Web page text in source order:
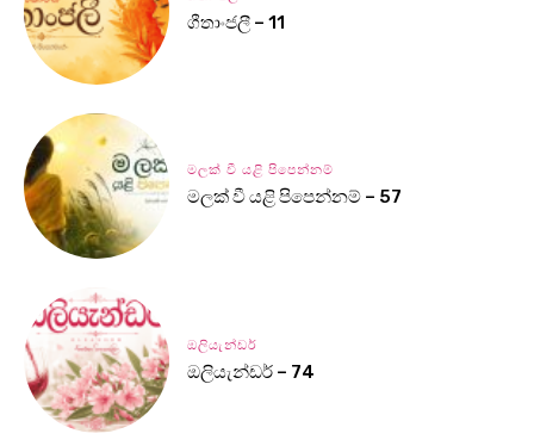
ගීතාංජලී – 11
මලක් වී යළි පිපෙන්නම්
මලක් වී යළි පිපෙන්නම් – 57
ඔලියැන්ඩර්
ඔලියැන්ඩර් – 74